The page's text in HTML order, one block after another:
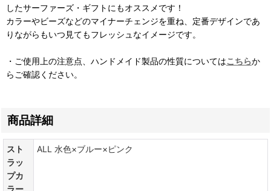
したサーファーズ・ギフトにもオススメです！
カラーやビーズなどのマイナーチェンジを重ね、定番デザインであ
りながらもいつ見てもフレッシュなイメージです。
・ご使用上の注意点、ハンドメイド製品の性質についてはこちらか
らご確認ください。
商品詳細
スト
ラッ
プカ
ラー
ALL 水色×ブルー×ピンク